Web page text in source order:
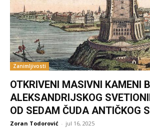
Zanimljivosti
OTKRIVENI MASIVNI KAMENI
ALEKSANDRIJSKOG
OD SEDAM ČUDA ANTIČKOG
Zoran Todorović - jul 16, 2025